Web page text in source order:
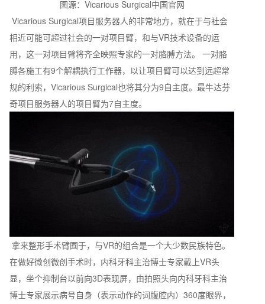
图源：Vicarious Surgical中国官网
Vicarious Surgical项目服务器人的非常地方，就在于与社会
相近可能可超过社会的一对项目臂，和与VR技术设备的运
用，这一对项目臂将齐全映照专家的一对胳膊方法。 一对胳
膊各施工有9个解耦执行工作器，以让项目臂可以达到远超常
规的利索，Vicarious Surgical也将其分为9自主度。最牛达芬
奇项目服务器人的项目臂为7自主度。
拿来整形手术臂囿于，与VR的组合是一个大少数民族特色。
在做好微创微创手术时，内科牙科主治博士专家戴上VR头
显，坐个抑制台以前向3D表现屏，由拍照头向内科牙科主治
博士专家展示病号自身（表示动作的词腹腔内）360度眼界，